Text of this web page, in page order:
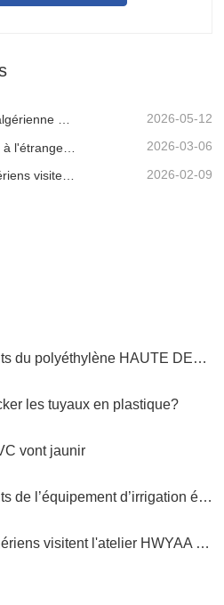
suite, nous…
Une délégation conjointe algérienne de trois clients a inspecté notre machine à film 2026-05-12
2026-03-06
2026-02-09
Avantages et inconvénients du polyéthylène HAUTE DENSITÉ PEHD
les tuyaux en plastique?
vont jaunir
Avantages et inconvénients de l’équipement d’irrigation économe en eau
Des ingénieurs clients algériens visitent l'atelier HWYAA pour un échange technique